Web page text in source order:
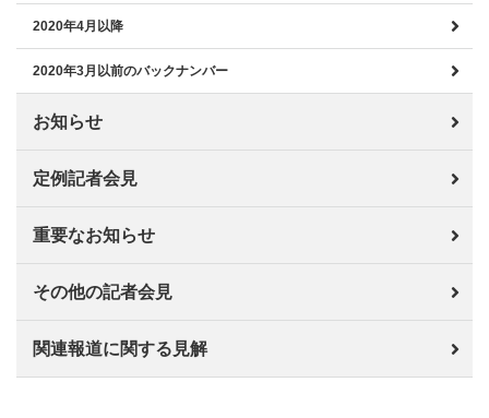
2020年4月以降
2020年3月以前のバックナンバー
お知らせ
定例記者会見
重要なお知らせ
その他の記者会見
関連報道に関する見解